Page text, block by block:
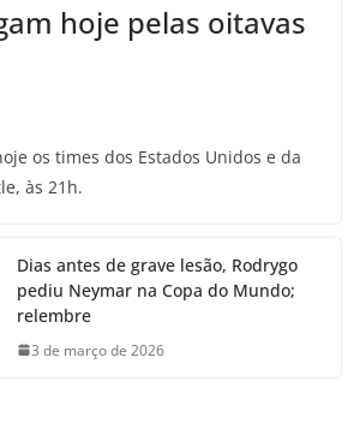
hoje pelas oitavas
os times dos Estados Unidos e da
às 21h.
Dias antes de grave lesão, Rodrygo
pediu Neymar na Copa do Mundo;
relembre
3 de março de 2026